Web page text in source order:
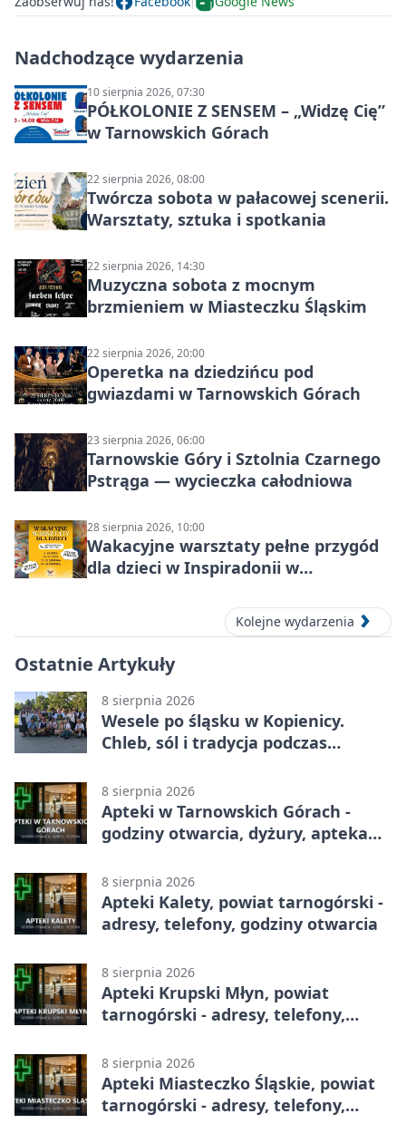
Nadchodzące wydarzenia
10 sierpnia 2026, 07:30
PÓŁKOLONIE Z SENSEM – „Widzę Cię”
w Tarnowskich Górach
22 sierpnia 2026, 08:00
Twórcza sobota w pałacowej scenerii.
Warsztaty, sztuka i spotkania
22 sierpnia 2026, 14:30
Muzyczna sobota z mocnym
brzmieniem w Miasteczku Śląskim
22 sierpnia 2026, 20:00
Operetka na dziedzińcu pod
gwiazdami w Tarnowskich Górach
23 sierpnia 2026, 06:00
Tarnowskie Góry i Sztolnia Czarnego
Pstrąga — wycieczka całodniowa
28 sierpnia 2026, 10:00
Wakacyjne warsztaty pełne przygód
dla dzieci w Inspiradonii w
Kolejne wydarzenia
Ostatnie Artykuły
8 sierpnia 2026
Wesele po śląsku w Kopienicy.
Chleb, sól i tradycja podczas
8 sierpnia 2026
Apteki w Tarnowskich Górach -
godziny otwarcia, dyżury, apteka
8 sierpnia 2026
Apteki Kalety, powiat tarnogórski -
adresy, telefony, godziny otwarcia
8 sierpnia 2026
Apteki Krupski Młyn, powiat
tarnogórski - adresy, telefony,
8 sierpnia 2026
Apteki Miasteczko Śląskie, powiat
tarnogórski - adresy, telefony,